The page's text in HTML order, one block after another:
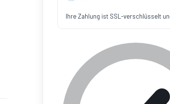
Ihre Zahlung ist SSL-verschlüsselt